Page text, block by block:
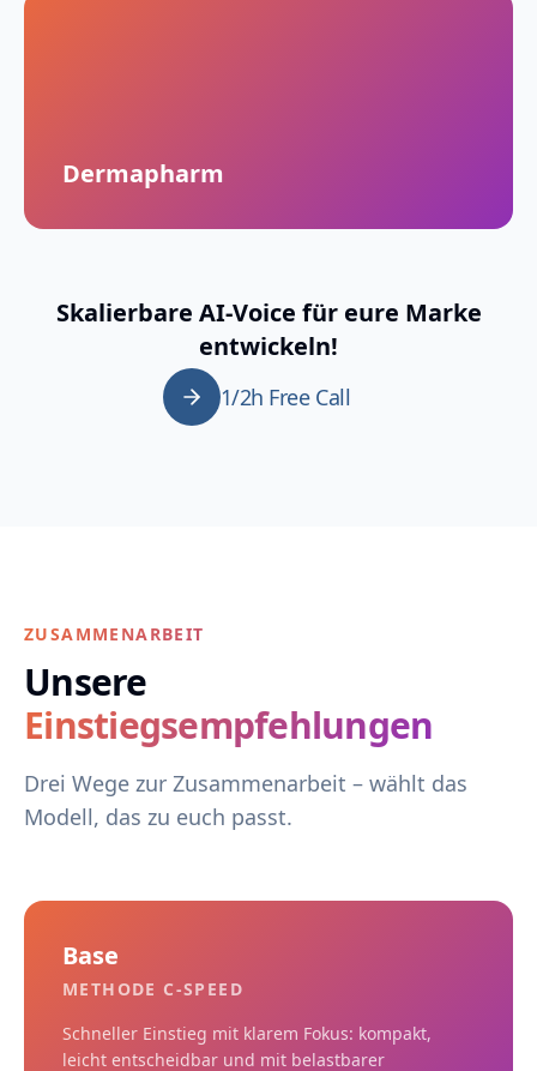
Dermapharm
Skalierbare AI-Voice für eure Marke
entwickeln!
1/2h Free Call
ZUSAMMENARBEIT
Unsere
Einstiegsempfehlungen
Drei Wege zur Zusammenarbeit – wählt das
Modell, das zu euch passt.
Base
METHODE C-SPEED
Schneller Einstieg mit klarem Fokus: kompakt,
leicht entscheidbar und mit belastbarer